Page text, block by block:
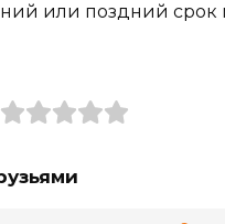
или поздний срок